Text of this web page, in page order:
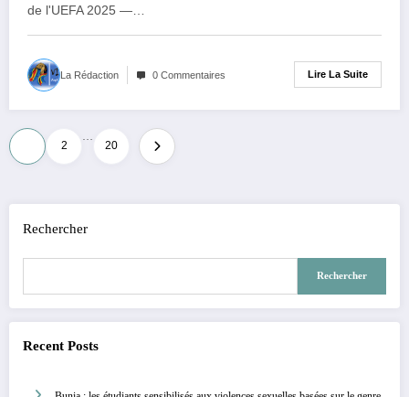
de l'UEFA 2025 —…
La Rédaction 0 Commentaires Lire La Suite
Pagination
des
publications
2 20
Rechercher
Rechercher
Recent Posts